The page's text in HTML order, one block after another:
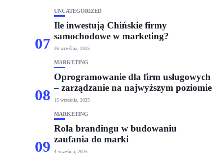
07
UNCATEGORIZED
Ile inwestują Chińskie firmy
samochodowe w marketing?
26 września, 2025
08
MARKETING
Oprogramowanie dla firm usługowych
– zarządzanie na najwyższym poziomie
15 września, 2025
09
MARKETING
Rola brandingu w budowaniu
zaufania do marki
4 września, 2025